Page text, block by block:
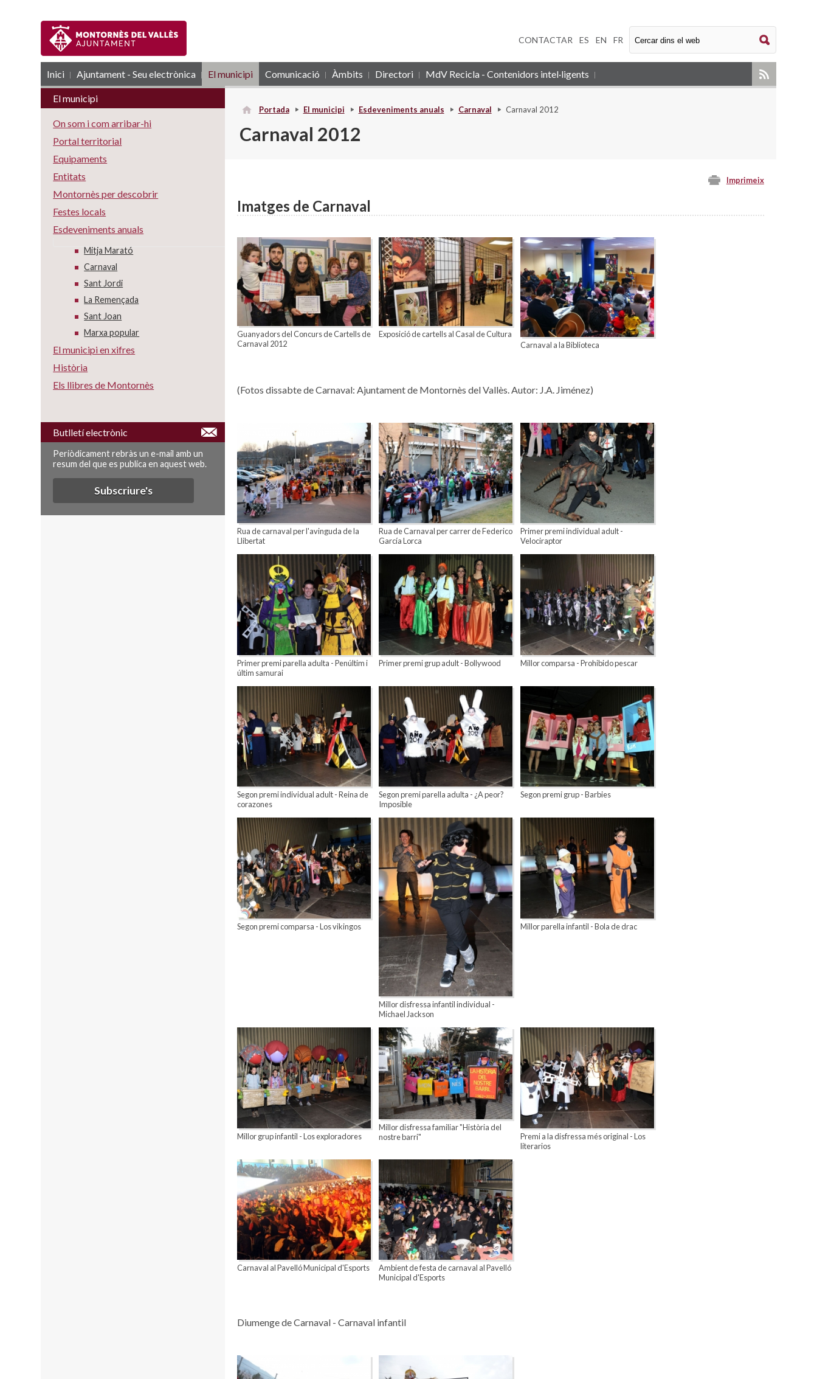
CONTACTAR ES EN FR
Inici Ajuntament - Seu electrònica El municipi Comunicació Àmbits Directori MdV Recicla - Contenidors intel·ligents
RSS
Portada El municipi Esdeveniments anuals Carnaval Carnaval 2012
Carnaval 2012
Imprimeix
Imatges de Carnaval
Guanyadors del Concurs de Cartells de
Carnaval 2012
Exposició de cartells al Casal de Cultura
Carnaval a la Biblioteca
(Fotos dissabte de Carnaval: Ajuntament de Montornès del Vallès. Autor: J.A. Jiménez)
Rua de carnaval per l'avinguda de la
Llibertat
Rua de Carnaval per carrer de Federico
García Lorca
Primer premi individual adult -
Velociraptor
Primer premi parella adulta - Penúltim i
últim samurai
Primer premi grup adult - Bollywood Millor comparsa - Prohibido pescar
Segon premi individual adult - Reina de
corazones
Segon premi parella adulta - ¿A peor?
Imposible
Segon premi grup - Barbies
Segon premi comparsa - Los vikingos
Millor disfressa infantil individual -
Michael Jackson
Millor parella infantil - Bola de drac
Millor grup infantil - Los exploradores
Millor disfressa familiar "Història del
nostre barri"
Premi a la disfressa més original - Los
literarios
Carnaval al Pavelló Municipal d'Esports
Ambient de festa de carnaval al Pavelló
Municipal d'Esports
Diumenge de Carnaval - Carnaval infantil
El municipi
On som i com arribar-hi
Portal territorial
Equipaments
Entitats
Montornès per descobrir
Festes locals
Esdeveniments anuals
Mitja Marató
Carnaval
Sant Jordi
La Remençada
Sant Joan
Marxa popular
El municipi en xifres
Història
Els llibres de Montornès
Butlletí electrònic
Periòdicament rebràs un e-mail amb un
resum del que es publica en aquest web.
Subscriure's